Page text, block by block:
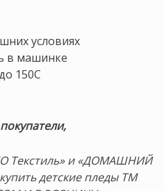
условиях
в машинке
150С
Текстиль» и «ДОМАШНИЙ
детские пледы ТМ